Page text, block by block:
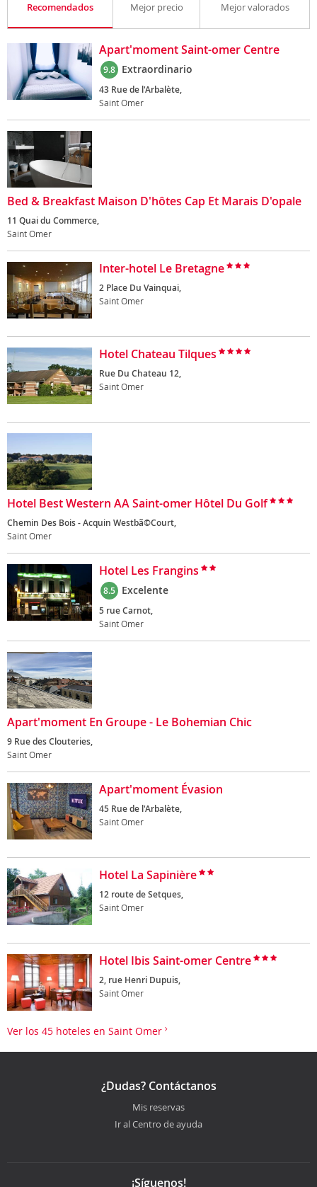
Recomendados Mejor precio Mejor valorados
Apart'moment Saint-omer Centre
9.8 Extraordinario
43 Rue de l'Arbalète,
Saint Omer
Bed & Breakfast Maison D'hôtes Cap Et Marais D'opale
11 Quai du Commerce,
Saint Omer
Inter-hotel Le Bretagne
2 Place Du Vainquai,
Saint Omer
Hotel Chateau Tilques
Rue Du Chateau 12,
Saint Omer
Hotel Best Western AA Saint-omer Hôtel Du Golf
Chemin Des Bois - Acquin Westbã©Court,
Saint Omer
Hotel Les Frangins
8.5 Excelente
5 rue Carnot,
Saint Omer
Apart'moment En Groupe - Le Bohemian Chic
9 Rue des Clouteries,
Saint Omer
Apart'moment Évasion
45 Rue de l'Arbalète,
Saint Omer
Hotel La Sapinière
12 route de Setques,
Saint Omer
Hotel Ibis Saint-omer Centre
2, rue Henri Dupuis,
Saint Omer
Ver los 45 hoteles en Saint Omer
¿Dudas? Contáctanos
Mis reservas
Ir al Centro de ayuda
¡Síguenos!